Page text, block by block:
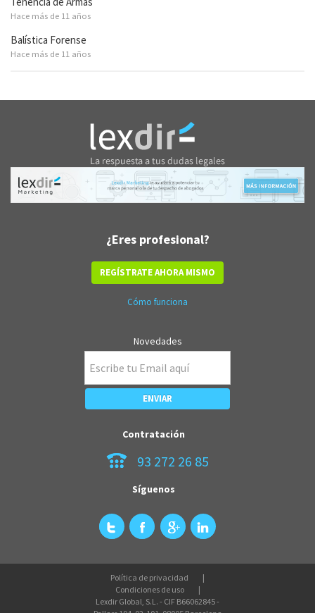
Hace más de 11 años
Balística Forense
Hace más de 11 años
¿Eres profesional?
REGÍSTRATE AHORA MISMO
Cómo funciona
Novedades
Contratación
93 272 26 85
Síguenos
Política de privacidad
Condiciones de uso
Lexdir Global, S.L. - CIF B66062845 -